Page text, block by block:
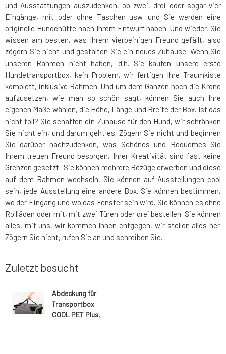
und Ausstattungen auszudenken, ob zwei, drei oder sogar vier
Eingänge, mit oder ohne Taschen usw. und Sie werden eine
originelle Hundehütte nach Ihrem Entwurf haben. Und wieder, Sie
wissen am besten, was Ihrem vierbeinigen Freund gefällt, also
zögern Sie nicht und gestalten Sie ein neues Zuhause. Wenn Sie
unseren Rahmen nicht haben, d.h. Sie kaufen unsere erste
Hundetransportbox, kein Problem, wir fertigen Ihre Traumkiste
komplett, inklusive Rahmen. Und um dem Ganzen noch die Krone
aufzusetzen, wie man so schön sagt, können Sie auch Ihre
eigenen Maße wählen, die Höhe, Länge und Breite der Box. Ist das
nicht toll? Sie schaffen ein Zuhause für den Hund, wir schränken
Sie nicht ein, und darum geht es. Zögern Sie nicht und beginnen
Sie darüber nachzudenken, was Schönes und Bequemes Sie
Ihrem treuen Freund besorgen, Ihrer Kreativität sind fast keine
Grenzen gesetzt. Sie können mehrere Bezüge erwerben und diese
auf dem Rahmen wechseln, Sie können auf Ausstellungen cool
sein, jede Ausstellung eine andere Box. Sie können bestimmen,
wo der Eingang und wo das Fenster sein wird. Sie können es ohne
Rollläden oder mit, mit zwei Türen oder drei bestellen. Sie können
alles, mit uns, wir kommen Ihnen entgegen, wir stellen alles her.
Zögern Sie nicht, rufen Sie an und schreiben Sie.
Zuletzt besucht
Abdeckung für
Transportbox
COOL PET Plus,